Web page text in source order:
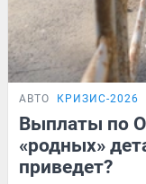
АВТО КРИЗИС-2026
Выплаты по
«родных»
приведет?